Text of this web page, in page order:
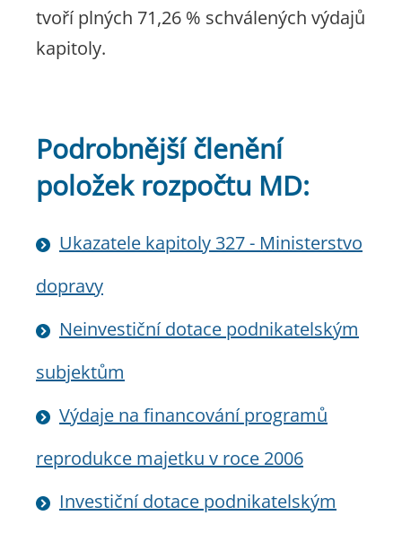
tvoří plných 71,26 % schválených výdajů
kapitoly.
Podrobnější členění
položek rozpočtu MD:
Ukazatele kapitoly 327 - Ministerstvo
dopravy
Neinvestiční dotace podnikatelským
subjektům
Výdaje na financování programů
reprodukce majetku v roce 2006
Investiční dotace podnikatelským